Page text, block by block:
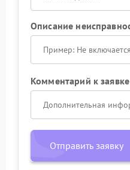
Описание
Комментарий к
Отправить заявку